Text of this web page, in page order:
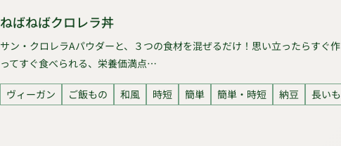
ねばねばクロレラ丼
サン・クロレラAパウダーと、３つの食材を混ぜるだけ！思い立ったらすぐ作
ってすぐ食べられる、栄養価満点…
ヴィーガン ご飯もの 和風 時短 簡単 簡単・時短 納豆 長いも